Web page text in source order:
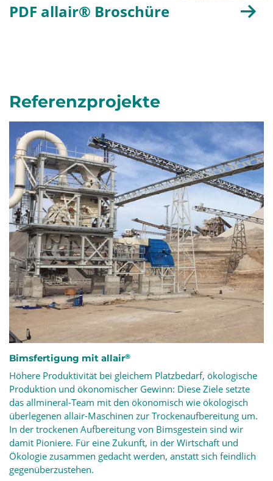
PDF allair® Broschüre
Referenzprojekte
Bimsfertigung mit allair®
Höhere Produktivität bei gleichem Platzbedarf, ökologische
Produktion und ökonomischer Gewinn: Diese Ziele setzte
das allmineral-Team mit den ökonomisch wie ökologisch
überlegenen allair-Maschinen zur Trockenaufbereitung um.
In der trockenen Aufbereitung von Bimsgestein sind wir
damit Pioniere. Für eine Zukunft, in der Wirtschaft und
Ökologie zusammen gedacht werden, anstatt sich feindlich
gegenüberzustehen.